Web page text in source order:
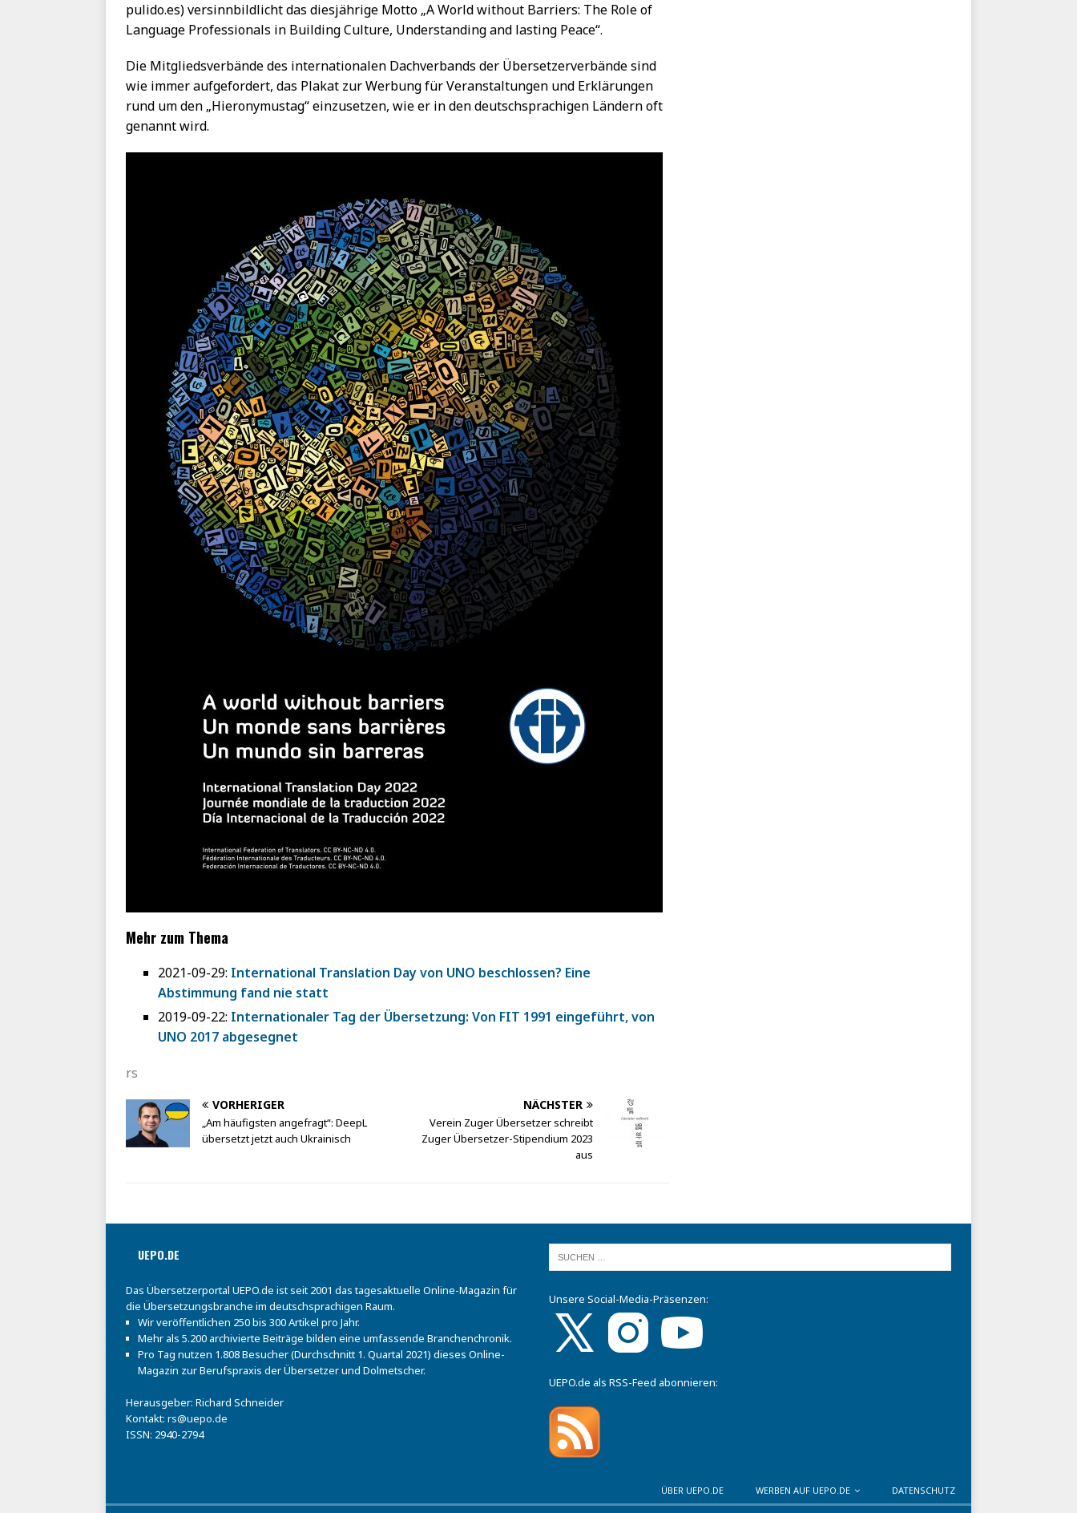
pulido.es) versinnbildlicht das diesjährige Motto „A World without Barriers: The Role of
Language Professionals in Building Culture, Understanding and lasting Peace“.
Die Mitgliedsverbände des internationalen Dachverbands der Übersetzerverbände sind
wie immer aufgefordert, das Plakat zur Werbung für Veranstaltungen und Erklärungen
rund um den „Hieronymustag“ einzusetzen, wie er in den deutschsprachigen Ländern oft
genannt wird.
Mehr zum Thema
2021-09-29: International Translation Day von UNO beschlossen? Eine
Abstimmung fand nie statt
2019-09-22: Internationaler Tag der Übersetzung: Von FIT 1991 eingeführt, von
UNO 2017 abgesegnet
rs
VORHERIGER
„Am häufigsten angefragt“: DeepL
übersetzt jetzt auch Ukrainisch
NÄCHSTER
Verein Zuger Übersetzer schreibt
Zuger Übersetzer-Stipendium 2023
aus
UEPO.DE
Das Übersetzerportal UEPO.de ist seit 2001 das tagesaktuelle Online-Magazin für
die Übersetzungsbranche im deutschsprachigen Raum.
Wir veröffentlichen 250 bis 300 Artikel pro Jahr.
Mehr als 5.200 archivierte Beiträge bilden eine umfassende Branchenchronik.
Pro Tag nutzen 1.808 Besucher (Durchschnitt 1. Quartal 2021) dieses Online-
Magazin zur Berufspraxis der Übersetzer und Dolmetscher.
Herausgeber: Richard Schneider
Kontakt: rs@uepo.de
ISSN: 2940-2794
Unsere Social-Media-Präsenzen:
UEPO.de als RSS-Feed abonnieren:
ÜBER UEPO.DE WERBEN AUF UEPO.DE DATENSCHUTZ